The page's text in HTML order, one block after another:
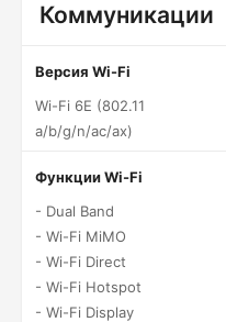
Коммуникации
Версия Wi-Fi
Wi-Fi 6E (802.11
a/b/g/n/ac/ax)
Функции Wi-Fi
- Dual Band
- Wi-Fi MiMO
- Wi-Fi Direct
- Wi-Fi Hotspot
- Wi-Fi Display